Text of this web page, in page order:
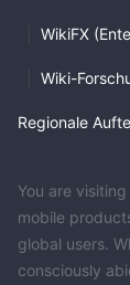
WikiFX
Wiki-
Regionale
You are
mobile
global users.
consciously